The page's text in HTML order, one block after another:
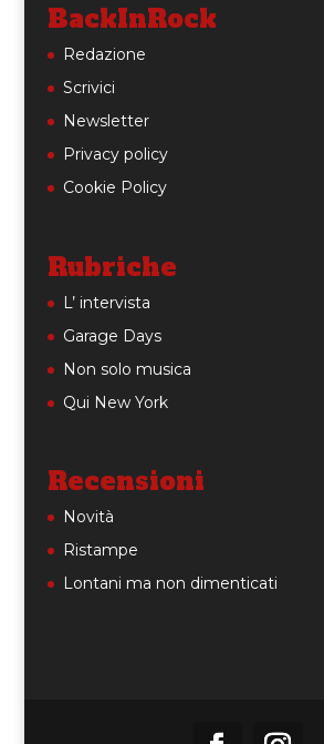
BackInRock
Redazione
Scrivici
Newsletter
Privacy policy
Cookie Policy
Rubriche
L’ intervista
Garage Days
Non solo musica
Qui New York
Recensioni
Novità
Ristampe
Lontani ma non dimenticati